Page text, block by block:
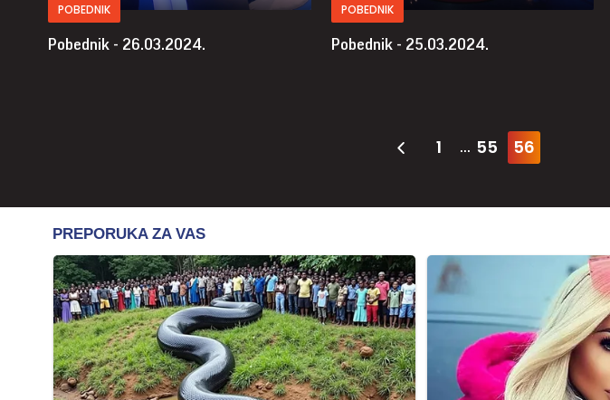
POBEDNIK
Pobednik - 26.03.2024.
POBEDNIK
Pobednik - 25.03.2024.
1 ... 55 56